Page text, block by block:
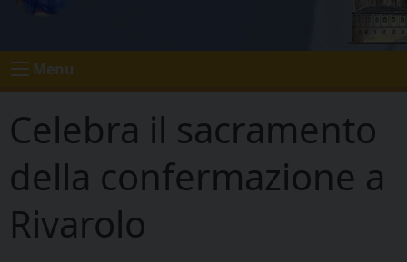
Menu
Celebra il sacramento
della confermazione a
Rivarolo